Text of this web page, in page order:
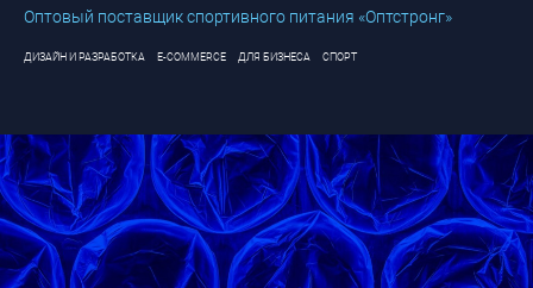
Оптовый поставщик спортивного питания «Оптстронг»
ДИЗАЙН И РАЗРАБОТКА E-COMMERCE ДЛЯ БИЗНЕСА СПОРТ